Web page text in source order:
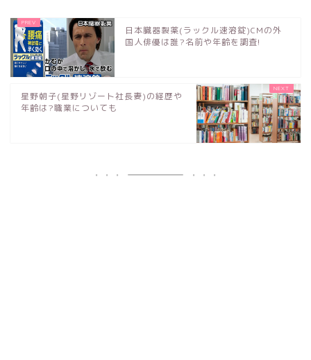
日本臓器製薬(ラックル速溶錠)CMの外
国人俳優は誰?名前や年齢を調査!
星野朝子(星野リゾート社長妻)の経歴や
年齢は?職業についても